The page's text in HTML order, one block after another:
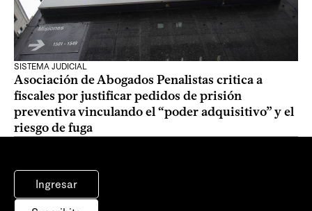
SISTEMA JUDICIAL
Asociación de Abogados Penalistas critica a
fiscales por justificar pedidos de prisión
preventiva vinculando el “poder adquisitivo” y el
riesgo de fuga
Ingresar